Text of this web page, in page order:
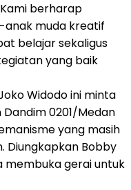
Kami berharap
anak muda kreatif
belajar sekaligus
yang baik
Widodo ini minta
0201/Medan
yang masih
Diungkapkan Bobby
membuka gerai untuk